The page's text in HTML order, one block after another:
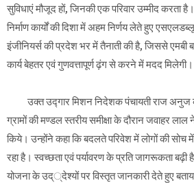
सुविधाएं मौजूद हों, जिनकी एक परिवार उम्मीद करता
निर्माण कार्यों की दिशा में अहम निर्णय लेते हुए
इंजीनियर्स की प्रदेश भर में तैनाती की है, जिससे एमबी
कार्य बेहतर एवं गुणवत्तापूर्ण ढ़ंग से करने में मदद मिलेगी।
उक्त उद्गार मिशन निदेशक पंचायती राज अनुज
ग्रामों की मण्डल स्तरीय समीक्षा के दौरान जवाहर
किये। उन्होंने कहा कि बदलते परिवेश में लोगों की सोच
रहा है। स्वच्छता एवं पर्यावरण के प्रति जागरूकता
योजना के उद््देश्यों पर विस्तृत जानकारी देते हुए